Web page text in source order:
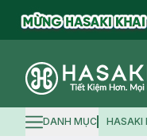
Logo
Hamburger icon
DANH MỤC HASAKI